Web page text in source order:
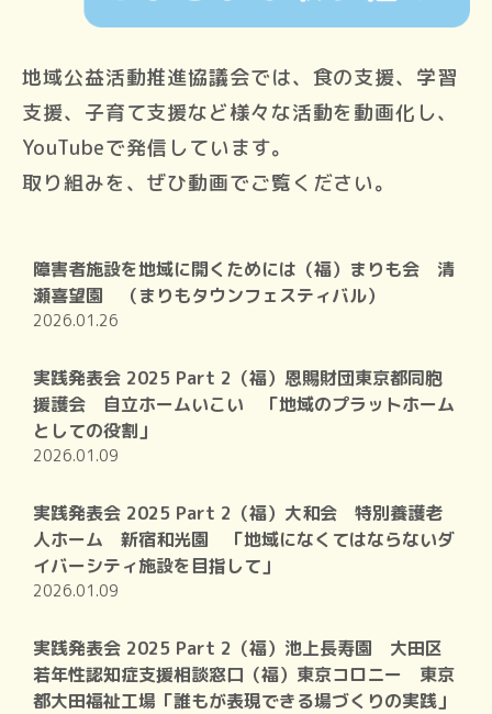
地域公益活動推進協議会では、食の支援、学習
支援、子育て支援など様々な活動を動画化し、
YouTubeで発信しています。
取り組みを、ぜひ動画でご覧ください。
障害者施設を地域に開くためには（福）まりも会 清
瀬喜望園 （まりもタウンフェスティバル）
2026.01.26
実践発表会 2025 Part 2（福）恩賜財団東京都同胞
援護会 自立ホームいこい 「地域のプラットホーム
としての役割」
2026.01.09
実践発表会 2025 Part 2（福）大和会 特別養護老
人ホーム 新宿和光園 「地域になくてはならないダ
イバーシティ施設を目指して」
2026.01.09
実践発表会 2025 Part 2（福）池上長寿園 大田区
若年性認知症支援相談窓口（福）東京コロニー 東京
都大田福祉工場「誰もが表現できる場づくりの実践」